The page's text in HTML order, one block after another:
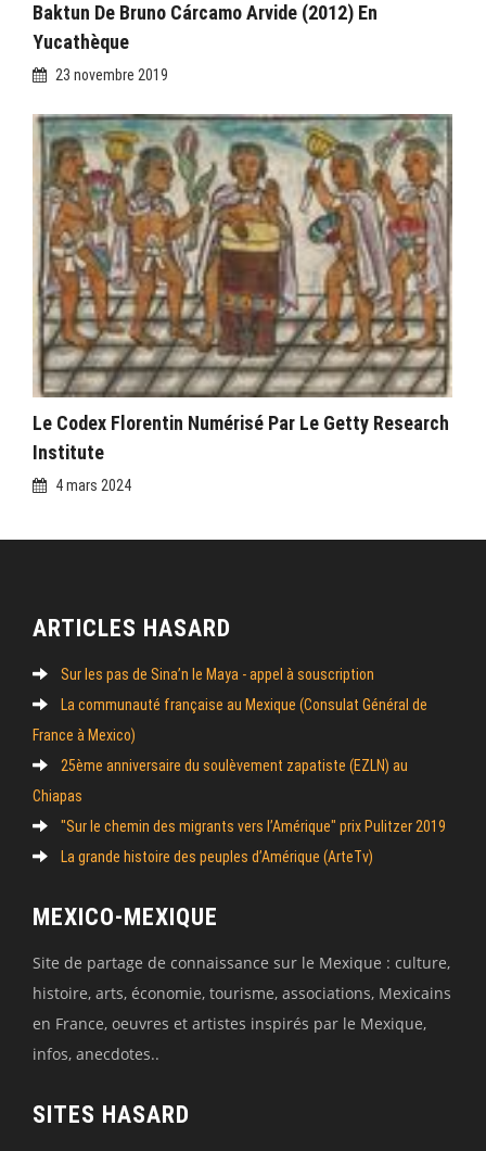
Baktun De Bruno Cárcamo Arvide (2012) En
Yucathèque
23 novembre 2019
Le Codex Florentin Numérisé Par Le Getty Research
Institute
4 mars 2024
ARTICLES HASARD
Sur les pas de Sina’n le Maya - appel à souscription
La communauté française au Mexique (Consulat Général de
France à Mexico)
25ème anniversaire du soulèvement zapatiste (EZLN) au
Chiapas
"Sur le chemin des migrants vers l’Amérique" prix Pulitzer 2019
La grande histoire des peuples d’Amérique (ArteTv)
MEXICO-MEXIQUE
Site de partage de connaissance sur le Mexique : culture,
histoire, arts, économie, tourisme, associations, Mexicains
en France, oeuvres et artistes inspirés par le Mexique,
infos, anecdotes..
SITES HASARD